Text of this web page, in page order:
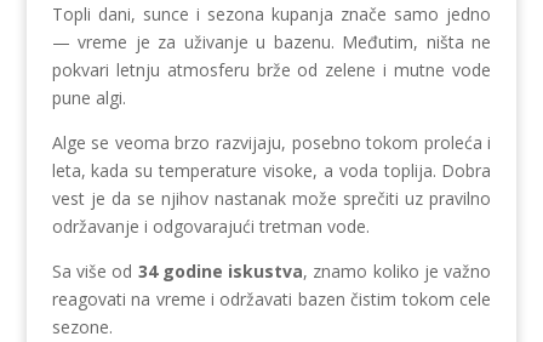
Topli dani, sunce i sezona kupanja znače samo jedno
— vreme je za uživanje u bazenu. Međutim, ništa ne
pokvari letnju atmosferu brže od zelene i mutne vode
pune algi.
Alge se veoma brzo razvijaju, posebno tokom proleća i
leta, kada su temperature visoke, a voda toplija. Dobra
vest je da se njihov nastanak može sprečiti uz pravilno
održavanje i odgovarajući tretman vode.
Sa više od 34 godine iskustva, znamo koliko je važno
reagovati na vreme i održavati bazen čistim tokom cele
sezone.